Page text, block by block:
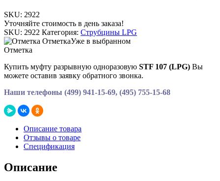
SKU: 2922
Уточняйте стоимость в день заказа!
SKU: 2922 Категория: Струбцины LPG
ОтметкаУже в выбранном
Отметка
Купить муфту разрывную одноразовую STF 107 (LPG) Вы
можете оставив заявку обратного звонка.
Наши телефоны (499) 941-15-69, (495) 755-15-68
Описание товара
Отзывы о товаре
Спецификация
Описание